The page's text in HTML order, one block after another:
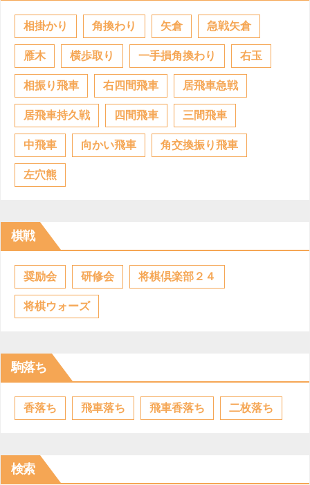
相掛かり 角換わり 矢倉 急戦矢倉
雁木 横歩取り 一手損角換わり 右玉
相振り飛車 右四間飛車 居飛車急戦
居飛車持久戦 四間飛車 三間飛車
中飛車 向かい飛車 角交換振り飛車
左穴熊
棋戦
奨励会 研修会 将棋倶楽部２４
将棋ウォーズ
駒落ち
香落ち 飛車落ち 飛車香落ち 二枚落ち
検索